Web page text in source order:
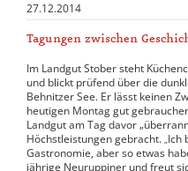
27.12.2014
Tagungen zwischen
Im Landgut Stober steht
und blickt prüfend über die
Behnitzer See. Er lässt keinen
heutigen Montag gut
Landgut am Tag davor
Höchstleistungen gebracht. „Ich
Gastronomie, aber so etwas
jährige Neuruppiner und freut